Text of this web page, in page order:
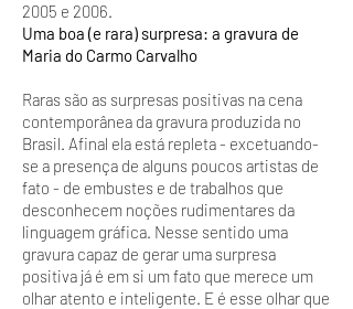
2005 e 2006.
Uma boa (e rara) surpresa: a gravura de
Maria do Carmo Carvalho
Raras são as surpresas positivas na cena
contemporânea da gravura produzida no
Brasil. Afinal ela está repleta - excetuando-
se a presença de alguns poucos artistas de
fato - de embustes e de trabalhos que
desconhecem noções rudimentares da
linguagem gráfica. Nesse sentido uma
gravura capaz de gerar uma surpresa
positiva já é em si um fato que merece um
olhar atento e inteligente. E é esse olhar que